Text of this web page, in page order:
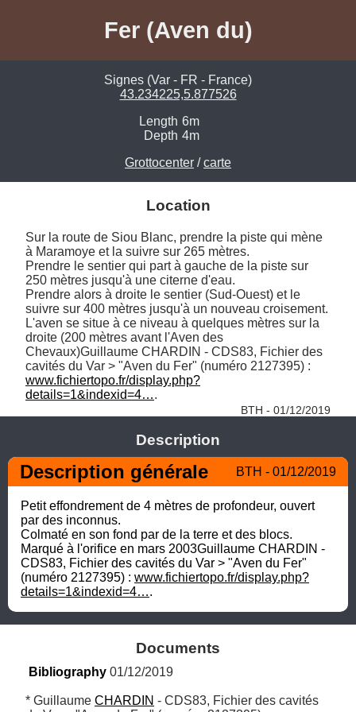
Fer (Aven du)
Signes (Var - FR - France)
43.234225,5.877526
Length 6m
Depth 4m
Grottocenter /carte
Location
Sur la route de Siou Blanc, prendre la piste qui mène
à Maramoye et la suivre sur 265 mètres.
Prendre le sentier qui part à gauche de la piste sur
250 mètres jusqu'à une citerne d'eau.
Prendre alors à droite le sentier (Sud-Ouest) et le
suivre sur 400 mètres jusqu'à un nouveau croisement.
L'aven se situe à ce niveau à quelques mètres sur la
droite (200 mètres avant l'Aven des
Chevaux)Guillaume CHARDIN - CDS83, Fichier des
www.fichiertopo.fr/display.php?
details=1&indexid=4….
BTH - 01/12/2019
Description
Description générale BTH - 01/12/2019
Petit effondrement de 4 mètres de profondeur, ouvert
par des inconnus.
Colmaté en son fond par de la terre et des blocs.
Marqué à l'orifice en mars 2003Guillaume CHARDIN -
CDS83, Fichier des cavités du Var > "Aven du Fer"
(numéro 2127395) : www.fichiertopo.fr/display.php?
details=1&indexid=4….
Documents
Bibliography 01/12/2019
* Guillaume CHARDIN - CDS83, Fichier des cavités